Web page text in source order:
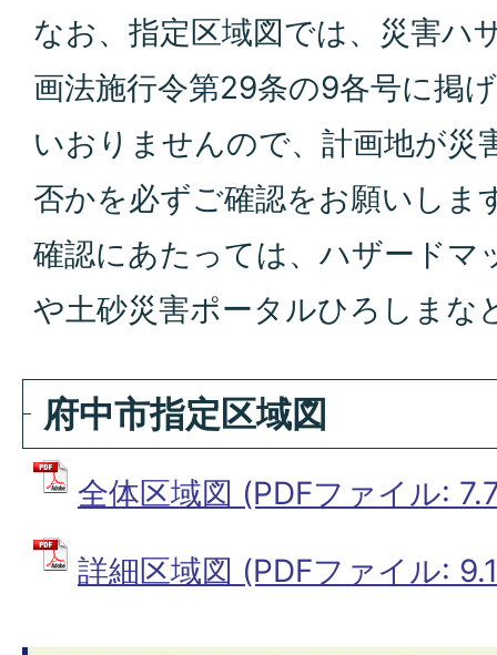
なお、指定区域図では、災害ハ
画法施行令第29条の9各号に掲
いおりませんので、計画地が災
否かを必ずご確認をお願いしま
確認にあたっては、ハザードマ
や土砂災害ポータルひろしまな
府中市指定区域図
全体区域図 (PDFファイル:
詳細区域図 (PDFファイル: